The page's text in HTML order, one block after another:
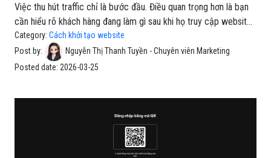
Việc thu hút traffic chỉ là bước đầu. Điều quan trọng hơn là bạn
cần hiểu rõ khách hàng đang làm gì sau khi họ truy cập website:
họ xem sản phẩm nào, có thêm vào giỏ hay không, và có thực
sự mua hàng hay không.Nếu không có công cụ đo lường, bạn sẽ
không biết quảng cáo của mình đang hiệu quả hay đang “đốt
trên website, từ đó tối ưu chiến dịch quảng cáo, xây dựng tệp
khách hàng tiềm năng và cải thiện tỷ lệ chu
Category: Cách khởi tạo website
Post by:
Nguyễn Thị Thanh Tuyền - Chuyên viên Marketing
Posted date: 2026-03-25